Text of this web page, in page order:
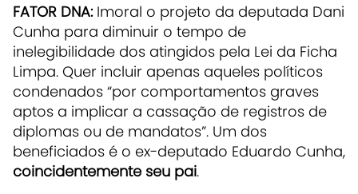
FATOR DNA:Imoral o projeto da deputada Dani
Cunha para diminuir o tempo de
inelegibilidade dos atingidos pela Lei da Ficha
Limpa. Quer incluir apenas aqueles políticos
condenados “por comportamentos graves
aptos a implicar a cassação de registros de
diplomas ou de mandatos”. Um dos
beneficiados é o ex-deputado Eduardo Cunha,
coincidentemente seu pai.